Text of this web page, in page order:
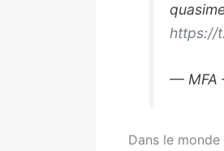
https://
— MFA
Dans le